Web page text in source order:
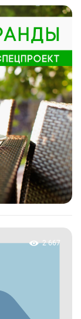
2 667